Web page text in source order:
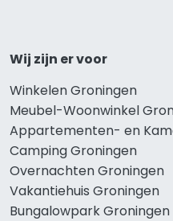
Wij zijn er voor
Winkelen Groningen
Meubel-Woonwinkel
Appartementen- en
Camping Groningen
Overnachten Groningen
Vakantiehuis Groningen
Bungalowpark Groningen